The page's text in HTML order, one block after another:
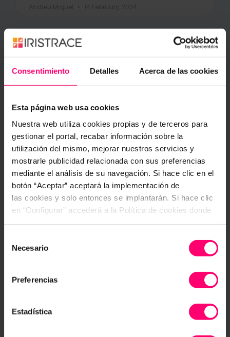
Consentimiento Detalles Acerca de las cookies
Esta página web usa cookies
Nuestra web utiliza cookies propias y de terceros para
gestionar el portal, recabar información sobre la
utilización del mismo, mejorar nuestros servicios y
mostrarle publicidad relacionada con sus preferencias
mediante el análisis de su navegación. Si hace clic en el
botón “Aceptar” aceptará la implementación de
las cookies y solo entonces se implantarán. Si hace clic
en “Configurar” accederá a la Política de cookies donde
activo hasta que ejecute alguna de estas dos opciones:
Necesario
Preferencias
Estadística
Industries
Use case: Managing procedures in a
pig farm
Innoporc is a family run business, with
more than 40 years of experience in pig
farming. It currently runs 20 production
centers and a compound
Panishop and Iristrace. Tradition
Tradition. Innovation. Development.